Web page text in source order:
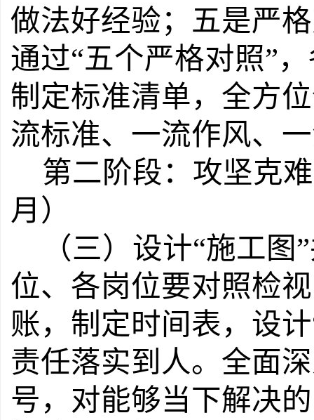
做法好经验； 五是严
通过“五个严格对照”，
制定标准清单，全方
流标准、一流作风、
第二阶段：攻坚克
月）
（三）设计“施工图”
位、各岗位要对照检
账，制定时间表，设计
责任落实到人。全面
号， 对能够当下解决